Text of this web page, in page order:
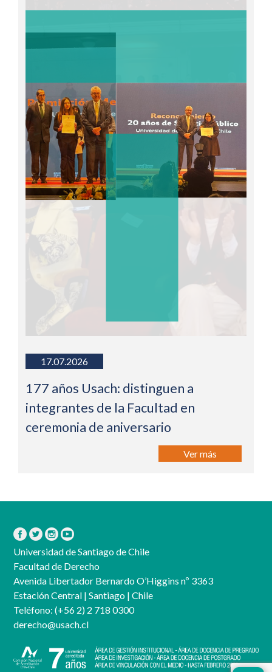
17.07.2026
177 años Usach: distinguen a
integrantes de la Facultad en
ceremonia de aniversario
Ver más
Universidad de Santiago de Chile
Facultad de Derecho
Avenida Libertador Bernardo O’Higgins nº 3363
Estación Central | Santiago | Chile
Teléfono: (+56 2) 2 718 0300
derecho@usach.cl